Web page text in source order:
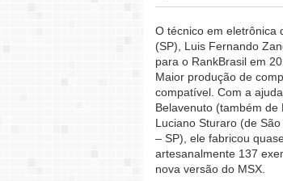
O técnico em eletrônica
(SP), Luis Fernando
para o RankBrasil em
Maior produção de
compatível. Com a
Belavenuto (também de
Luciano Sturaro (de
– SP), ele fabricou
artesanalmente 137
nova versão do MSX.